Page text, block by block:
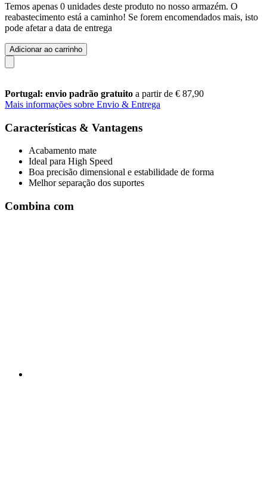
Temos apenas 0 unidades deste produto no nosso armazém. O
reabastecimento está a caminho! Se forem encomendados mais, isto
pode afetar a data de entrega
Adicionar ao carrinho
Portugal: envio padrão gratuito a partir de € 87,90
Mais informações sobre Envio & Entrega
Características & Vantagens
Acabamento mate
Ideal para High Speed
Boa precisão dimensional e estabilidade de forma
Melhor separação dos suportes
Combina com